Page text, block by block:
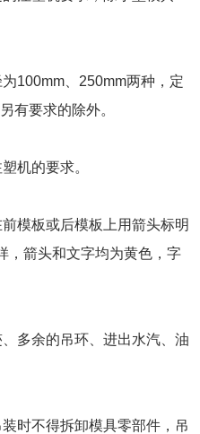
100mm、250mm两种，定
有要求的除外。
机的要求。
模板或后模板上用箭头标明
，箭头和文字均为黄色，字
多余的吊环、进出水汽、油
时不得拆卸模具零部件，吊